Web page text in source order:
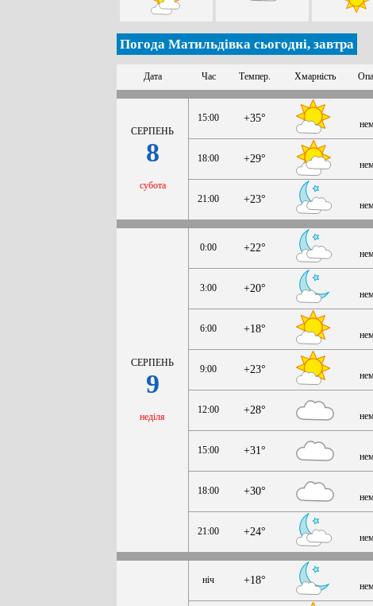
Погода Матильдівка сьогодні, завтра
Дата Час Темпер. Хмарність
СЕРПЕНЬ
8
субота
15:00 +35°
18:00 +29°
21:00 +23°
СЕРПЕНЬ
9
неділя
0:00 +22°
3:00 +20°
6:00 +18°
9:00 +23°
12:00 +28°
15:00 +31°
18:00 +30°
21:00 +24°
ніч +18°